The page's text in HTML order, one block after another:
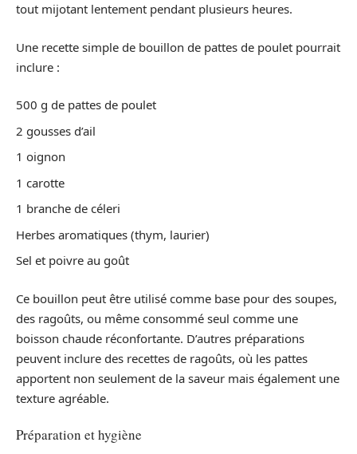
tout mijotant lentement pendant plusieurs heures.
Une recette simple de bouillon de pattes de poulet pourrait
inclure :
500 g de pattes de poulet
2 gousses d’ail
1 oignon
1 carotte
1 branche de céleri
Herbes aromatiques (thym, laurier)
Sel et poivre au goût
Ce bouillon peut être utilisé comme base pour des soupes,
des ragoûts, ou même consommé seul comme une
boisson chaude réconfortante. D’autres préparations
peuvent inclure des recettes de ragoûts, où les pattes
apportent non seulement de la saveur mais également une
texture agréable.
Préparation et hygiène